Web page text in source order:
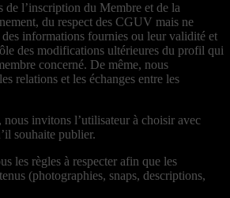
de l’inscription du Membre et de la
du respect des CGUV mais ne
informations fournies ou leur validité et
des modifications ultérieures du profil qui
concerné. De même, nous
relations et les échanges entre les
invitons l’utilisateur à choisir avec
souhaite publier.
les règles à respecter afin que les
(photographies, snaps, descriptions,